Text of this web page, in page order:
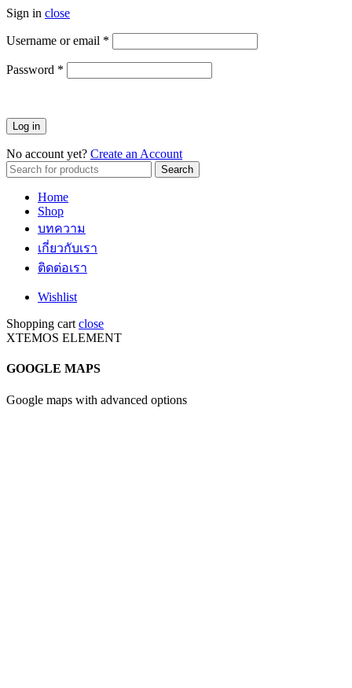
Sign in close
Username or email *
Password *
Log in
No account yet? Create an Account
Search
for:
Search
Home
Shop
บทความ
เกี่ยวกับเรา
ติดต่อเรา
Wishlist
Shopping cart close
XTEMOS ELEMENT
GOOGLE MAPS
Google maps with advanced options